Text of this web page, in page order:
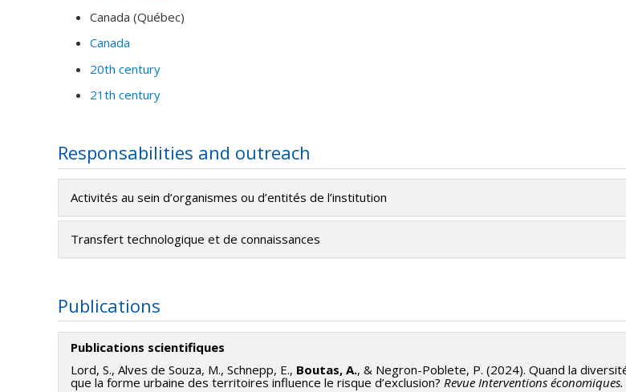
Canada (Québec)
Canada
20th century
21th century
Responsabilities and outreach
Activités au sein d’organismes ou d’entités de l’institution
Transfert technologique et de connaissances
Publications
Publications scientifiques
Lord, S., Alves de Souza, M., Schnepp, E., Boutas, A., & Negron-Poblete, P. (2024). Quand la
que la forme urbaine des territoires influence le risque d’exclusion? Revue Interventions